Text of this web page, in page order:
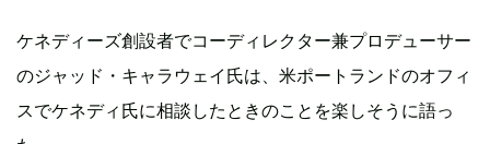
ケネディーズ創設者でコーディレクター兼プロデューサー
のジャッド・キャラウェイ氏は、米ポートランドのオフィ
スでケネディ氏に相談したときのことを楽しそうに語っ